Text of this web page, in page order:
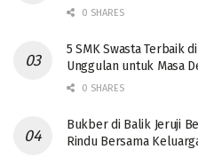
0 SHARES
5 SMK Swasta Terbaik
Unggulan untuk Masa
0 SHARES
Bukber di Balik Jeruji
Rindu Bersama